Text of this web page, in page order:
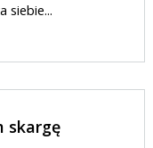
siebie...
skargę